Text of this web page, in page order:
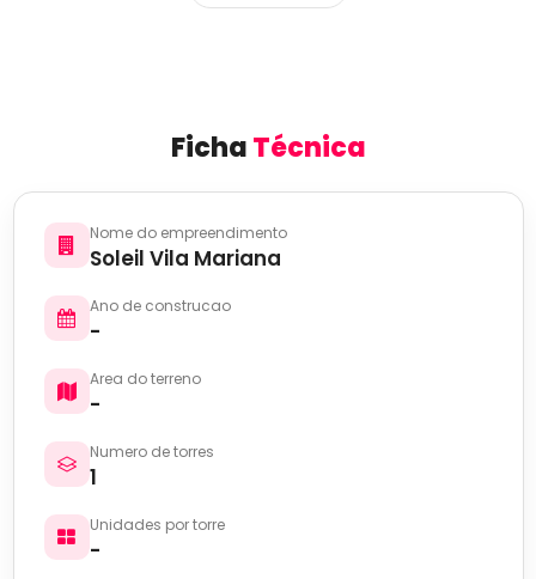
FichaTécnica
Nome do empreendimento
Soleil Vila Mariana
Ano de construcao
-
Area do terreno
-
Numero de torres
1
Unidades por torre
-